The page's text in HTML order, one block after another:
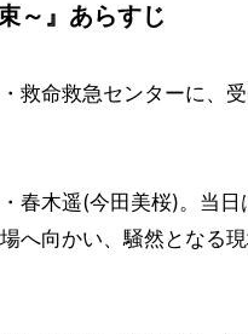
～』あらすじ
救命救急センターに、
春木遥(今田美桜)。当
へ向かい、騒然となる